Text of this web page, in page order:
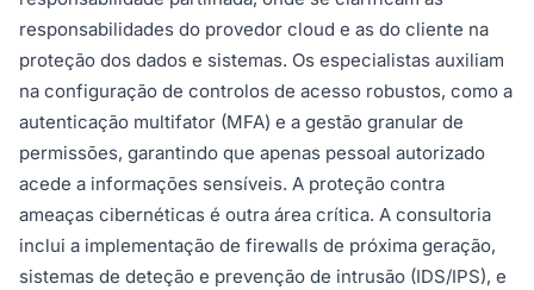
responsabilidades do provedor cloud e as do cliente na
proteção dos dados e sistemas. Os especialistas auxiliam
na configuração de controlos de acesso robustos, como a
autenticação multifator (MFA) e a gestão granular de
permissões, garantindo que apenas pessoal autorizado
acede a informações sensíveis. A proteção contra
ameaças cibernéticas é outra área crítica. A consultoria
inclui a implementação de firewalls de próxima geração,
sistemas de deteção e prevenção de intrusão (IDS/IPS), e